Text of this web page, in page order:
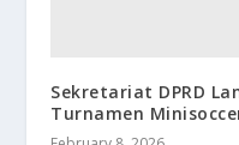
Sekretariat DPRD
Turnamen